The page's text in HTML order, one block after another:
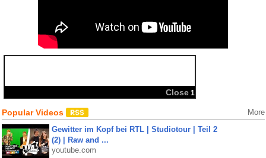
Close 1
Share:
Popular Videos More
Gewitter im Kopf bei RTL | Studiotour | Teil 2
(2) | Raw and ...
youtube.com